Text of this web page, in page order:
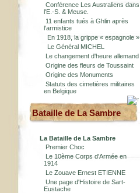
Conférence Les Australiens dans
l'E.-S. & Meuse.
11 enfants tués à Ghlin après
l'armistice
En 1918, la grippe « espagnole »
Le Général MICHEL
Le changement d'heure allemand
Origine des fleurs de Toussaint
Origine des Monuments
Statuts des cimetières militaires
en Belgique
Bataille de La Sambre
La Bataille de La Sambre
Premier Choc
Le 10ème Corps d'Armée en
1914
Le Zouave Ernest ETIENNE
Une page d'Histoire de Sart-
Eustache